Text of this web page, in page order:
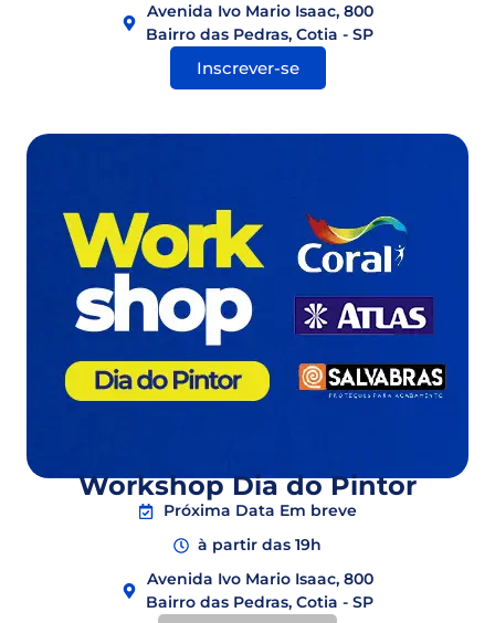
Avenida Ivo Mario Isaac, 800
Bairro das Pedras, Cotia - SP
Inscrever-se
Workshop Dia do Pintor
Próxima Data Em breve
à partir das 19h
Avenida Ivo Mario Isaac, 800
Bairro das Pedras, Cotia - SP